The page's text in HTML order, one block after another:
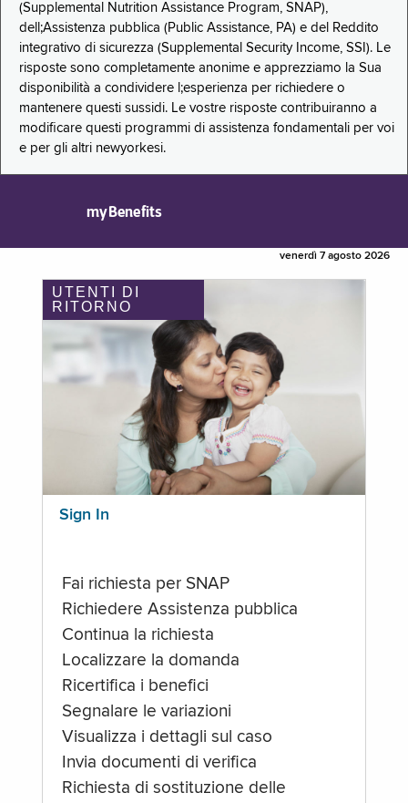
(Supplemental Nutrition Assistance Program, SNAP),
dell;Assistenza pubblica (Public Assistance, PA) e del Reddito
integrativo di sicurezza (Supplemental Security Income, SSI). Le
risposte sono completamente anonime e apprezziamo la Sua
disponibilità a condividere l;esperienza per richiedere o
mantenere questi sussidi. Le vostre risposte contribuiranno a
modificare questi programmi di assistenza fondamentali per voi
e per gli altri newyorkesi.
myBenefits
venerdì 7 agosto 2026
UTENTI DI
RITORNO
Sign In
Fai richiesta per SNAP
Richiedere Assistenza pubblica
Continua la richiesta
Localizzare la domanda
Ricertifica i benefici
Segnalare le variazioni
Visualizza i dettagli sul caso
Invia documenti di verifica
Richiesta di sostituzione delle